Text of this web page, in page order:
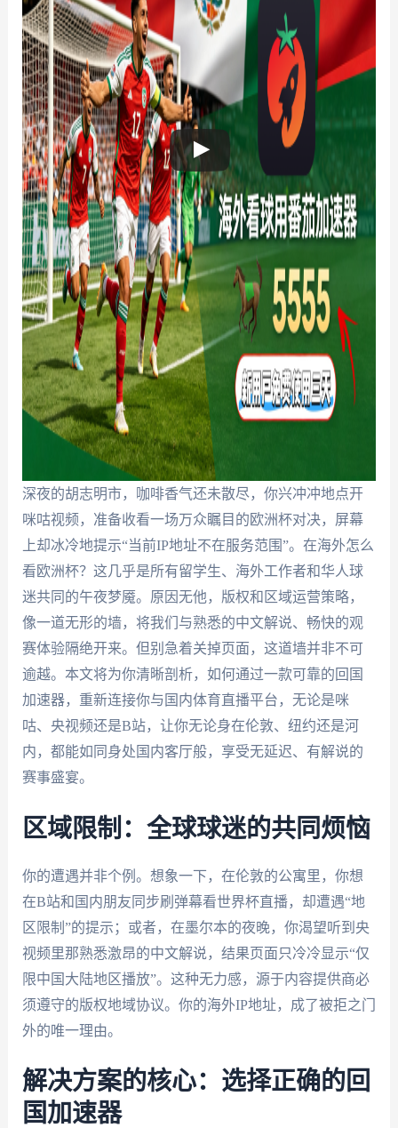
深夜的胡志明市，咖啡香气还未散尽，你兴冲冲地点开
咪咕视频，准备收看一场万众瞩目的欧洲杯对决，屏幕
上却冰冷地提示“当前IP地址不在服务范围”。在海外怎么
看欧洲杯？这几乎是所有留学生、海外工作者和华人球
迷共同的午夜梦魇。原因无他，版权和区域运营策略，
像一道无形的墙，将我们与熟悉的中文解说、畅快的观
赛体验隔绝开来。但别急着关掉页面，这道墙并非不可
逾越。本文将为你清晰剖析，如何通过一款可靠的回国
加速器，重新连接你与国内体育直播平台，无论是咪
咕、央视频还是B站，让你无论身在伦敦、纽约还是河
内，都能如同身处国内客厅般，享受无延迟、有解说的
赛事盛宴。
区域限制：全球球迷的共同烦恼
你的遭遇并非个例。想象一下，在伦敦的公寓里，你想
在B站和国内朋友同步刷弹幕看世界杯直播，却遭遇“地
区限制”的提示；或者，在墨尔本的夜晚，你渴望听到央
视频里那熟悉激昂的中文解说，结果页面只冷冷显示“仅
限中国大陆地区播放”。这种无力感，源于内容提供商必
须遵守的版权地域协议。你的海外IP地址，成了被拒之门
外的唯一理由。
解决方案的核心：选择正确的回
国加速器